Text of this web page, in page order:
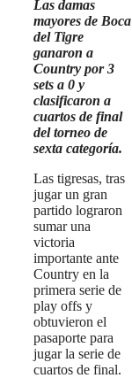
Las damas
mayores de Boca
del Tigre
ganaron a
Country por 3
sets a 0 y
clasificaron a
cuartos de final
del torneo de
sexta categoría.
Las tigresas, tras
jugar un gran
partido lograron
sumar una
victoria
importante ante
Country en la
primera serie de
play offs y
obtuvieron el
pasaporte para
jugar la serie de
cuartos de final.